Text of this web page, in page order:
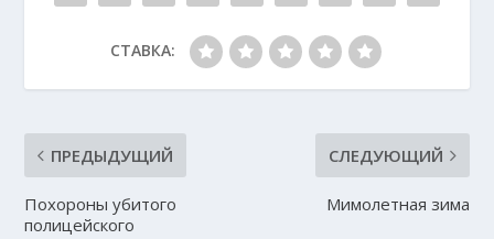
СТАВКА:
ПРЕДЫДУЩИЙ
Похороны убитого
полицейского
СЛЕДУЮЩИЙ
Мимолетная зима